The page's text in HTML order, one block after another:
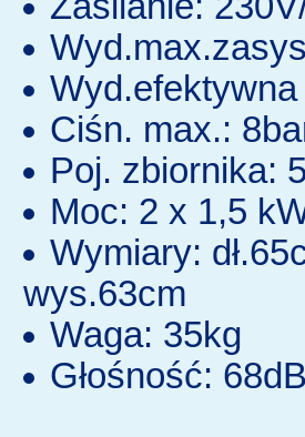
Ciśn. max.:
Poj. zbiornika:
Moc: 2 x 1,5
Wymiary:
wys.63cm
Waga: 35kg
Głośność: